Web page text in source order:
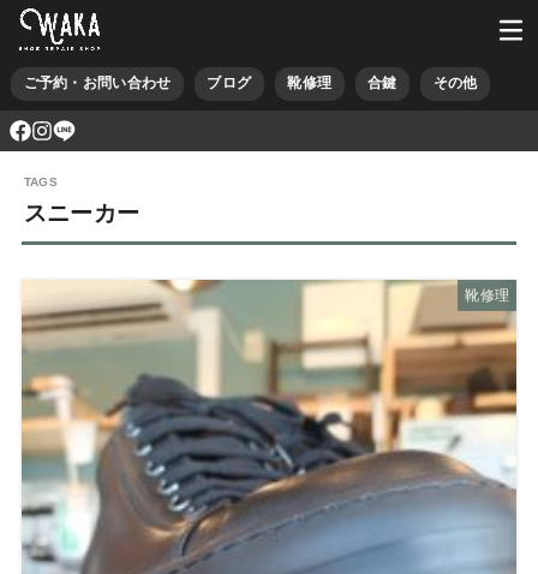
ご予約・お問い合わせ ブログ 靴修理 合鍵 その他
スニーカー
靴修理